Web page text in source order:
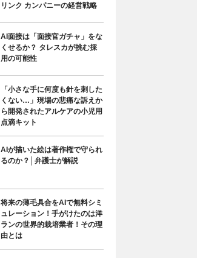
リンク カンパニーの経営戦略
AI面接は「面接官ガチャ」をな
くせるか？ タレスカが挑む採
用の可能性
「小さな手に何度も針を刺した
くない…」現場の悲痛な訴えか
ら開発されたアルケアの小児用
点滴キット
AIが描いた絵は著作権で守られ
るのか？│弁護士が解説
将来の薄毛具合をAIで無料シミ
ュレーション！手がけたのは洋
ランの世界的栽培業者！その理
由とは